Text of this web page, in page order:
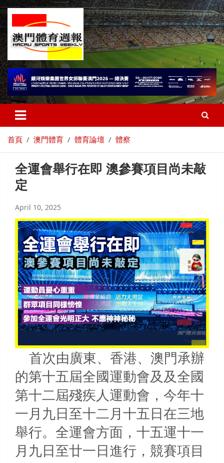
首頁 澳門體育 體育論壇 體察
全運會舉行在即 澳參賽項目尚未敲
定
April 10, 2025
首次由廣東、香港、澳門承辦
的第十五屆全國運動會及及全國
第十二屆殘疾人運動會，今年十
一月九日至十二月十五日在三地
舉行。全運會方面，十五運十一
月九日至廿一日進行，競賽項目